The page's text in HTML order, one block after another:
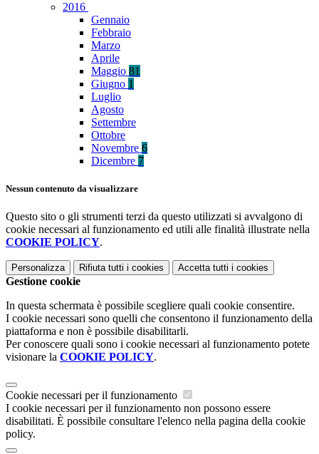
2016
Gennaio
Febbraio
Marzo
Aprile
Maggio 81
Giugno 1
Luglio
Agosto
Settembre
Ottobre
Novembre 6
Dicembre 7
Nessun contenuto da visualizzare
Questo sito o gli strumenti terzi da questo utilizzati si avvalgono di
cookie necessari al funzionamento ed utili alle finalità illustrate nella
COOKIE POLICY.
Personalizza Rifiuta tutti i cookies Accetta tutti i cookies
Gestione cookie
In questa schermata è possibile scegliere quali cookie consentire.
I cookie necessari sono quelli che consentono il funzionamento della
piattaforma e non è possibile disabilitarli.
Per conoscere quali sono i cookie necessari al funzionamento potete
visionare la COOKIE POLICY.
Cookie necessari per il funzionamento
I cookie necessari per il funzionamento non possono essere
disabilitati. È possibile consultare l'elenco nella pagina della cookie
policy.